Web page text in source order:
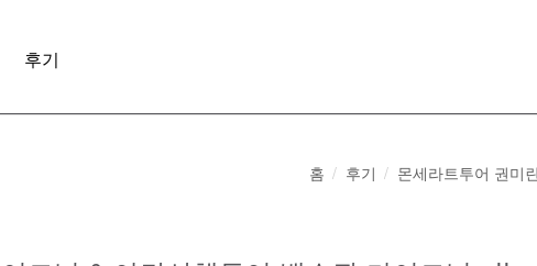
후기
홈 후기 몬세라트투어 권미